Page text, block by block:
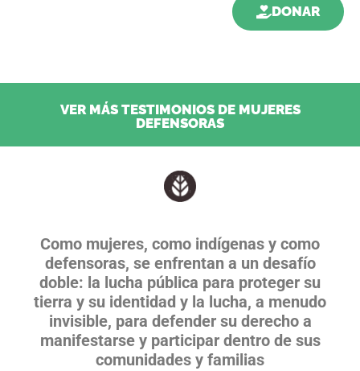
DONAR
VER MÁS TESTIMONIOS DE MUJERES
DEFENSORAS
Como mujeres, como indígenas y como
defensoras, se enfrentan a un desafío
doble: la lucha pública para proteger su
tierra y su identidad y la lucha, a menudo
invisible, para defender su derecho a
manifestarse y participar dentro de sus
comunidades y familias